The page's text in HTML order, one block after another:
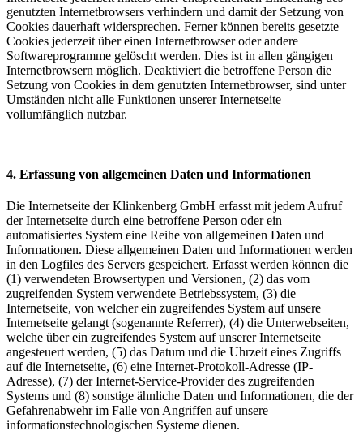
genutzten Internetbrowsers verhindern und damit der Setzung von
Cookies dauerhaft widersprechen. Ferner können bereits gesetzte
Cookies jederzeit über einen Internetbrowser oder andere
Softwareprogramme gelöscht werden. Dies ist in allen gängigen
Internetbrowsern möglich. Deaktiviert die betroffene Person die
Setzung von Cookies in dem genutzten Internetbrowser, sind unter
Umständen nicht alle Funktionen unserer Internetseite
vollumfänglich nutzbar.
4. Erfassung von allgemeinen Daten und Informationen
Die Internetseite der Klinkenberg GmbH erfasst mit jedem Aufruf
der Internetseite durch eine betroffene Person oder ein
automatisiertes System eine Reihe von allgemeinen Daten und
Informationen. Diese allgemeinen Daten und Informationen werden
in den Logfiles des Servers gespeichert. Erfasst werden können die
(1) verwendeten Browsertypen und Versionen, (2) das vom
zugreifenden System verwendete Betriebssystem, (3) die
Internetseite, von welcher ein zugreifendes System auf unsere
Internetseite gelangt (sogenannte Referrer), (4) die Unterwebseiten,
welche über ein zugreifendes System auf unserer Internetseite
angesteuert werden, (5) das Datum und die Uhrzeit eines Zugriffs
auf die Internetseite, (6) eine Internet-Protokoll-Adresse (IP-
Adresse), (7) der Internet-Service-Provider des zugreifenden
Systems und (8) sonstige ähnliche Daten und Informationen, die der
Gefahrenabwehr im Falle von Angriffen auf unsere
informationstechnologischen Systeme dienen.